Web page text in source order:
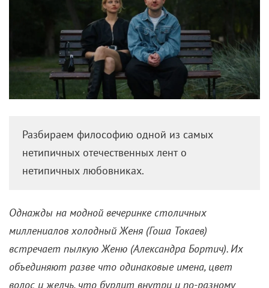
Разбираем философию одной из самых
нетипичных отечественных лент о
нетипичных любовниках.
миллениалов холодный Женя (Гоша Токаев)
встречает пылкую Женю (Александра Бортич). Их
объединяют разве что одинаковые имена, цвет
выливается наружу. Что, однако, не мешает двум
одиночествам стать единым желчным целым. По
крайней мере до утра. А там, того гляди, быть
может, еще разок повидаются и еще друг другу
нахамят. Да еще раз. И так далее. Где-то там,